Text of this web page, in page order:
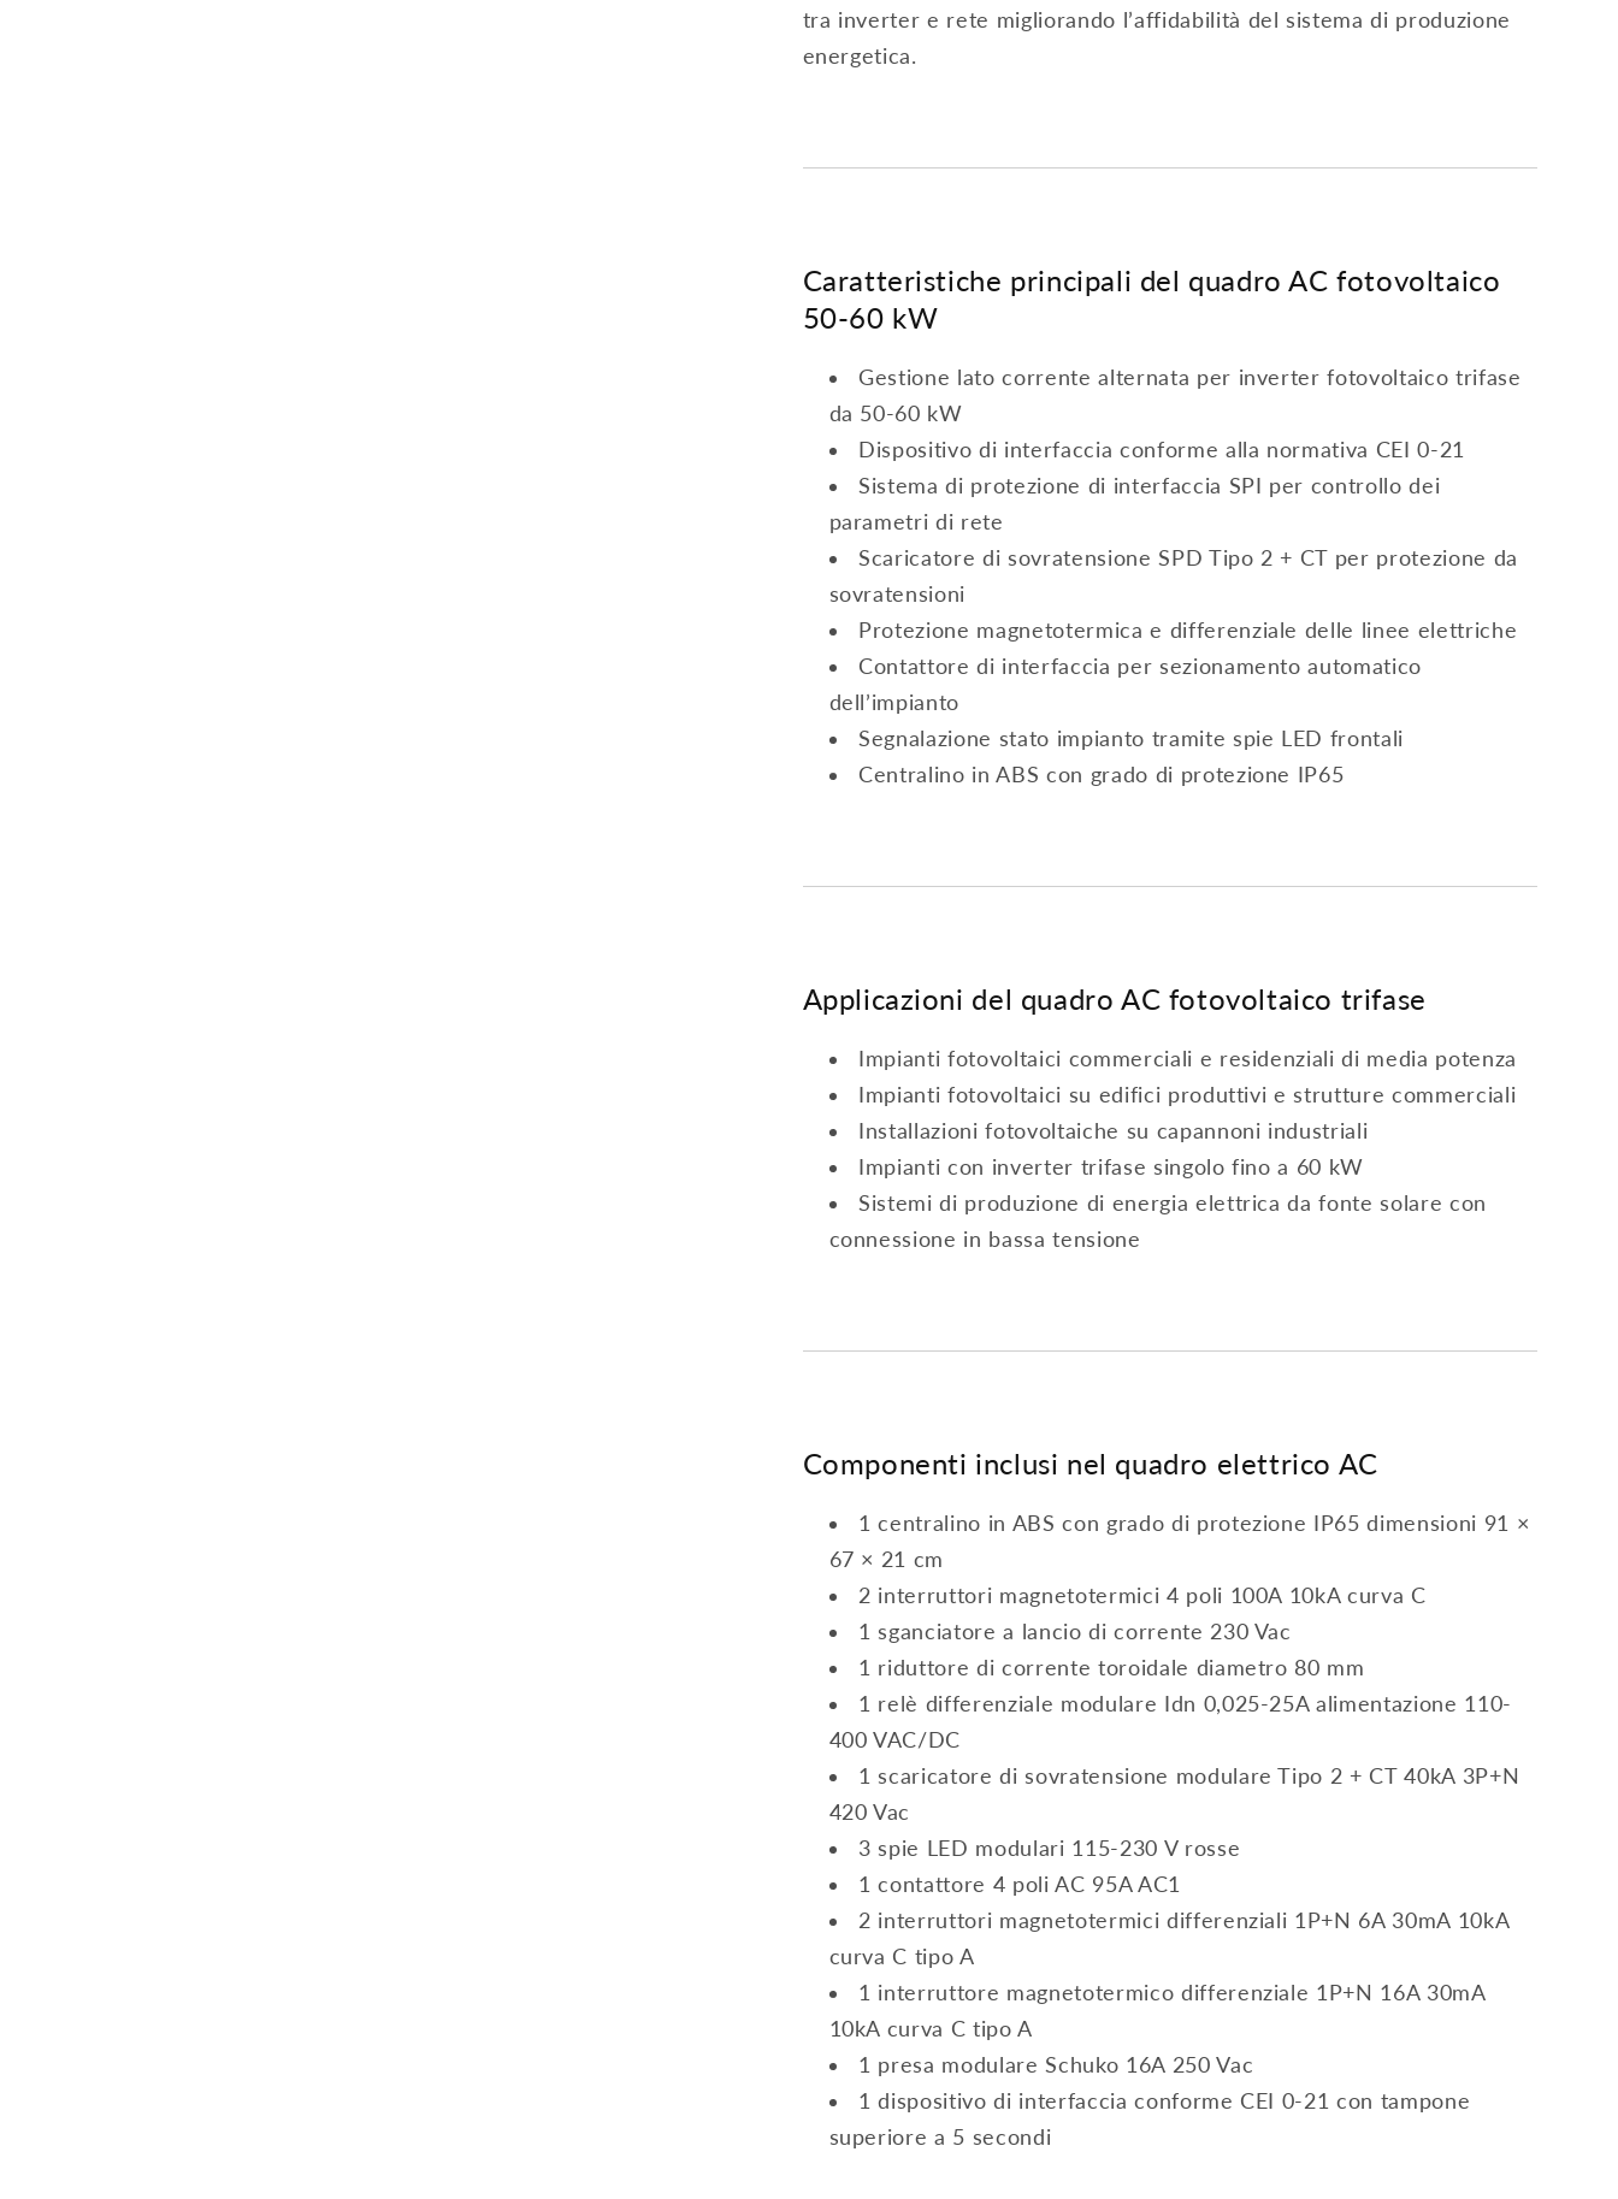
tra inverter e rete migliorando l’affidabilità del sistema di produzione
energetica.
Caratteristiche principali del quadro AC fotovoltaico
50-60 kW
Gestione lato corrente alternata per inverter fotovoltaico trifase
da 50-60 kW
Dispositivo di interfaccia conforme alla normativa CEI 0-21
Sistema di protezione di interfaccia SPI per controllo dei
parametri di rete
Scaricatore di sovratensione SPD Tipo 2 + CT per protezione da
sovratensioni
Protezione magnetotermica e differenziale delle linee elettriche
Contattore di interfaccia per sezionamento automatico
dell’impianto
Segnalazione stato impianto tramite spie LED frontali
Centralino in ABS con grado di protezione IP65
Applicazioni del quadro AC fotovoltaico trifase
Impianti fotovoltaici commerciali e residenziali di media potenza
Impianti fotovoltaici su edifici produttivi e strutture commerciali
Installazioni fotovoltaiche su capannoni industriali
Impianti con inverter trifase singolo fino a 60 kW
Sistemi di produzione di energia elettrica da fonte solare con
connessione in bassa tensione
Componenti inclusi nel quadro elettrico AC
1 centralino in ABS con grado di protezione IP65 dimensioni 91 ×
67 × 21 cm
2 interruttori magnetotermici 4 poli 100A 10kA curva C
1 sganciatore a lancio di corrente 230 Vac
1 riduttore di corrente toroidale diametro 80 mm
1 relè differenziale modulare Idn 0,025-25A alimentazione 110-
400 VAC/DC
1 scaricatore di sovratensione modulare Tipo 2 + CT 40kA 3P+N
420 Vac
3 spie LED modulari 115-230 V rosse
1 contattore 4 poli AC 95A AC1
2 interruttori magnetotermici differenziali 1P+N 6A 30mA 10kA
curva C tipo A
1 interruttore magnetotermico differenziale 1P+N 16A 30mA
10kA curva C tipo A
1 presa modulare Schuko 16A 250 Vac
1 dispositivo di interfaccia conforme CEI 0-21 con tampone
superiore a 5 secondi